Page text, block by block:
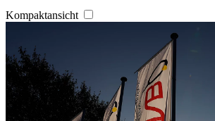
Kompaktansicht